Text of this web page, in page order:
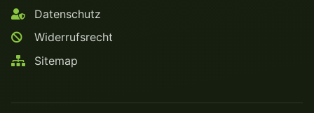
Datenschutz
Widerrufsrecht
Sitemap